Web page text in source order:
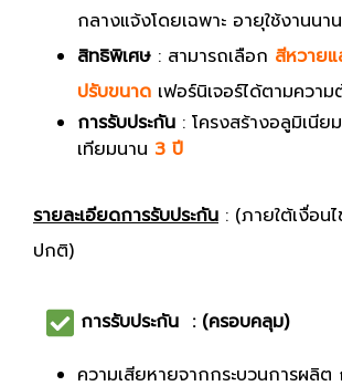
กลางแจ้งโดยเฉพาะ อายุใช้งานนา
สิทธิพิเศษ : สามารถเลือก สีหวายแ
ปรับขนาด เฟอร์นิเจอร์ได้ตามควา
การรับประกัน : โครงสร้างอลูมิเนีย
เทียมนาน 3 ปี
รายละเอียดการรับประกัน : (ภายใต้เงื่อน
ปกติ)
การรับประกัน : (ครอบคลุม)
ความเสียหายจากกระบวนการผลิ